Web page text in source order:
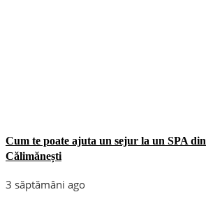
Cum te poate ajuta un sejur la un SPA din
Călimănești
3 săptămâni ago